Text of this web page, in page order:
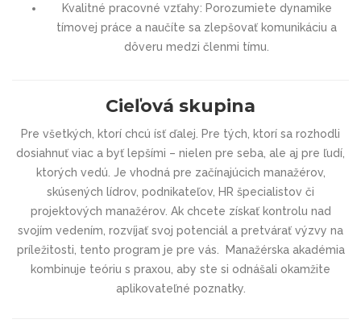
Kvalitné pracovné vzťahy: Porozumiete dynamike
tímovej práce a naučíte sa zlepšovať komunikáciu a
dôveru medzi členmi tímu.
Cieľová skupina
Pre všetkých, ktorí chcú ísť ďalej. Pre tých, ktorí sa rozhodli
dosiahnuť viac a byť lepšími – nielen pre seba, ale aj pre ľudí,
ktorých vedú. Je vhodná pre začínajúcich manažérov,
skúsených lídrov, podnikateľov, HR špecialistov či
projektových manažérov. Ak chcete získať kontrolu nad
svojím vedením, rozvíjať svoj potenciál a pretvárať výzvy na
príležitosti, tento program je pre vás. Manažérska akadémia
kombinuje teóriu s praxou, aby ste si odnášali okamžite
aplikovateľné poznatky.